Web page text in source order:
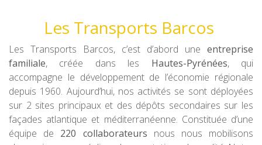
Les Transports Barcos
Les Transports Barcos, c’est d’abord une entreprise
familiale, créée dans les Hautes-Pyrénées, qui
accompagne le développement de l’économie régionale
depuis 1960. Aujourd’hui, nos activités se sont déployées
sur 2 sites principaux et des dépôts secondaires sur les
façades atlantique et méditerranéenne. Constituée d’une
équipe de 220 collaborateurs nous nous mobilisons